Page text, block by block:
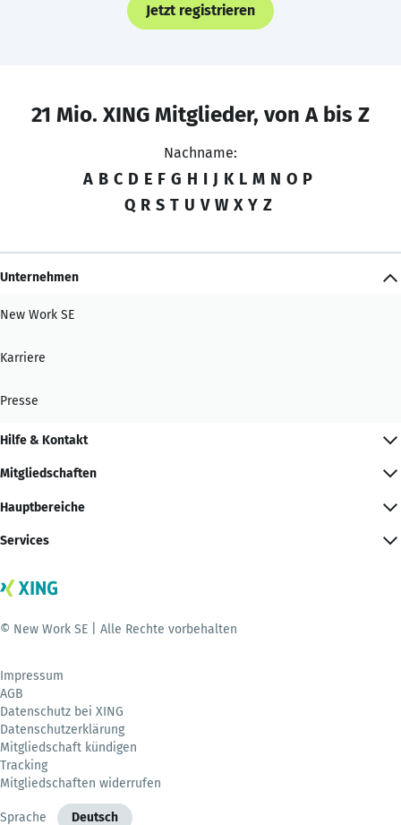
Jetzt registrieren
21 Mio. XING Mitglieder, von A bis Z
Nachname:
A B C D E F G H I J K L M N O P
Q R S T U V W X Y Z
Unternehmen
New Work SE
Karriere
Presse
Hilfe & Kontakt
Mitgliedschaften
Hauptbereiche
Services
© New Work SE | Alle Rechte vorbehalten
Impressum
AGB
Datenschutz bei XING
Datenschutzerklärung
Mitgliedschaft kündigen
Tracking
Mitgliedschaften widerrufen
Sprache Deutsch